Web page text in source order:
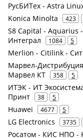
РусБИТех - Astra
Konica Minolta 423
S8 Capital - Aquarius
Интеграл
1084 5
Merlion - Citilink -
Марвел-
Марвел КТ
358 5
ИТЭК - ИТ
Принт
38 5
Huawei 4677 5
LG Electronics 3735
Росатом - КИС НПО -